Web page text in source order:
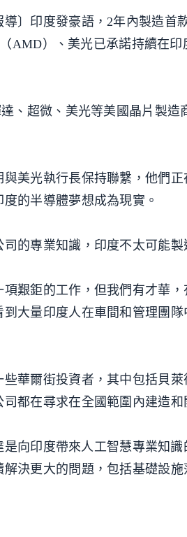
導〕印度發豪語，2年內製造
AMD）、美光已承諾持續在
、超微、美光等美國晶片製
美光執行長保持聯繫，他們
的半導體夢想成為現實。
的專業知識，印度不太可能製
項艱鉅的工作，但我們有才華
到大量印度人在車間和管理團
些華爾街投資者，其中包括貝
都在尋求在全國範圍內建造和
是向印度帶來人工智慧專業知
解決更大的問題，包括基礎設